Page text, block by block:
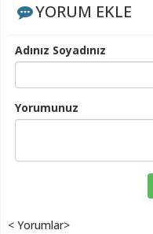
YORUM EKLE
Adınız Soyadınız
Yorumunuz
< Yorumlar>